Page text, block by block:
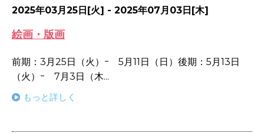
2025年03月25日[火] - 2025年07月03日[木]
絵画・版画
前期：3月25日（火）ｰ 5月11日（日）後期：5月13日
（火）ｰ 7月3日（木...
もっと詳しく